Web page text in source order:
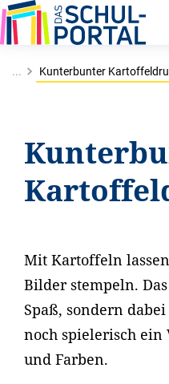
... Kunterbunter
Mit Kartoffeln
Bilder stempeln.
Spaß, sondern
noch spielerisch ein
und Farben.